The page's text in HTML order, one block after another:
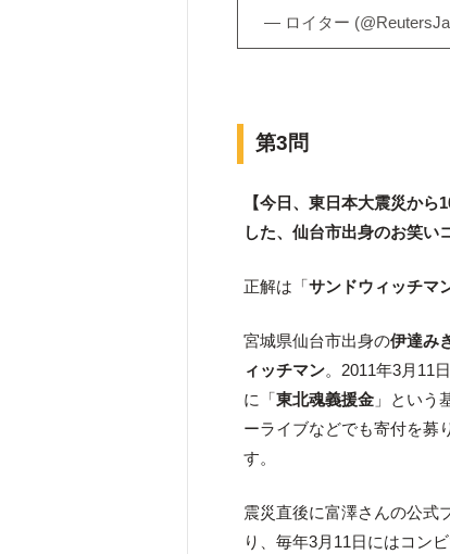
— ロイター
第3問
【今日、東日本大震災か
した、仙台市出身のお笑い
正解は「サンドウィッチマ
宮城県仙台市出身の伊達み
ィッチマン。2011年3月11
に「東北魂義援金 」という
ーライブなどでも寄付を募
す。
震災直後に富澤さんの公式
り、毎年3月11日にはコン